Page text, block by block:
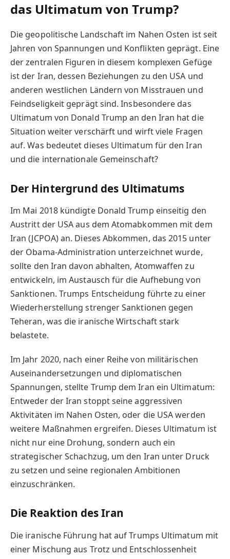
das Ultimatum von Trump?
Die geopolitische Landschaft im Nahen Osten ist seit
Jahren von Spannungen und Konflikten geprägt. Eine
der zentralen Figuren in diesem komplexen Gefüge
ist der Iran, dessen Beziehungen zu den USA und
anderen westlichen Ländern von Misstrauen und
Feindseligkeit geprägt sind. Insbesondere das
Ultimatum von Donald Trump an den Iran hat die
Situation weiter verschärft und wirft viele Fragen
auf. Was bedeutet dieses Ultimatum für den Iran
und die internationale Gemeinschaft?
Der Hintergrund des Ultimatums
Im Mai 2018 kündigte Donald Trump einseitig den
Austritt der USA aus dem Atomabkommen mit dem
Iran (JCPOA) an. Dieses Abkommen, das 2015 unter
der Obama-Administration unterzeichnet wurde,
sollte den Iran davon abhalten, Atomwaffen zu
entwickeln, im Austausch für die Aufhebung von
Sanktionen. Trumps Entscheidung führte zu einer
Wiederherstellung strenger Sanktionen gegen
Teheran, was die iranische Wirtschaft stark
belastete.
Im Jahr 2020, nach einer Reihe von militärischen
Auseinandersetzungen und diplomatischen
Spannungen, stellte Trump dem Iran ein Ultimatum:
Entweder der Iran stoppt seine aggressiven
Aktivitäten im Nahen Osten, oder die USA werden
weitere Maßnahmen ergreifen. Dieses Ultimatum ist
nicht nur eine Drohung, sondern auch ein
strategischer Schachzug, um den Iran unter Druck
zu setzen und seine regionalen Ambitionen
einzuschränken.
Die Reaktion des Iran
Die iranische Führung hat auf Trumps Ultimatum mit
einer Mischung aus Trotz und Entschlossenheit